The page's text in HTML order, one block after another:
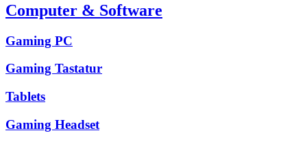
Computer & Software
Gaming PC
Gaming Tastatur
Tablets
Gaming Headset